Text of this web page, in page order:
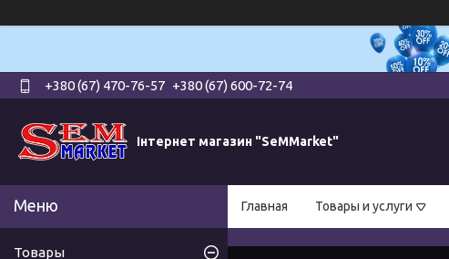
+380 (67) 470-76-57 +380 (67) 600-72-74
Інтернет магазин "SeMMarket"
Главная Товары и услуги
Товары